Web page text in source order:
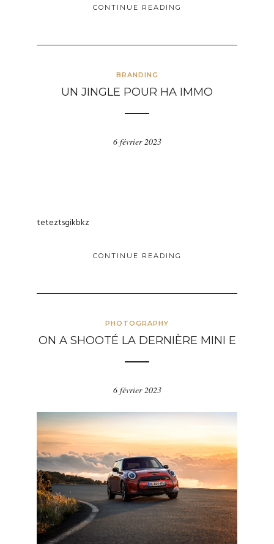
CONTINUE READING
BRANDING
UN JINGLE POUR HA IMMO
6 février 2023
teteztsgikbkz
CONTINUE READING
PHOTOGRAPHY
ON A SHOOTÉ LA DERNIÈRE MINI E
6 février 2023